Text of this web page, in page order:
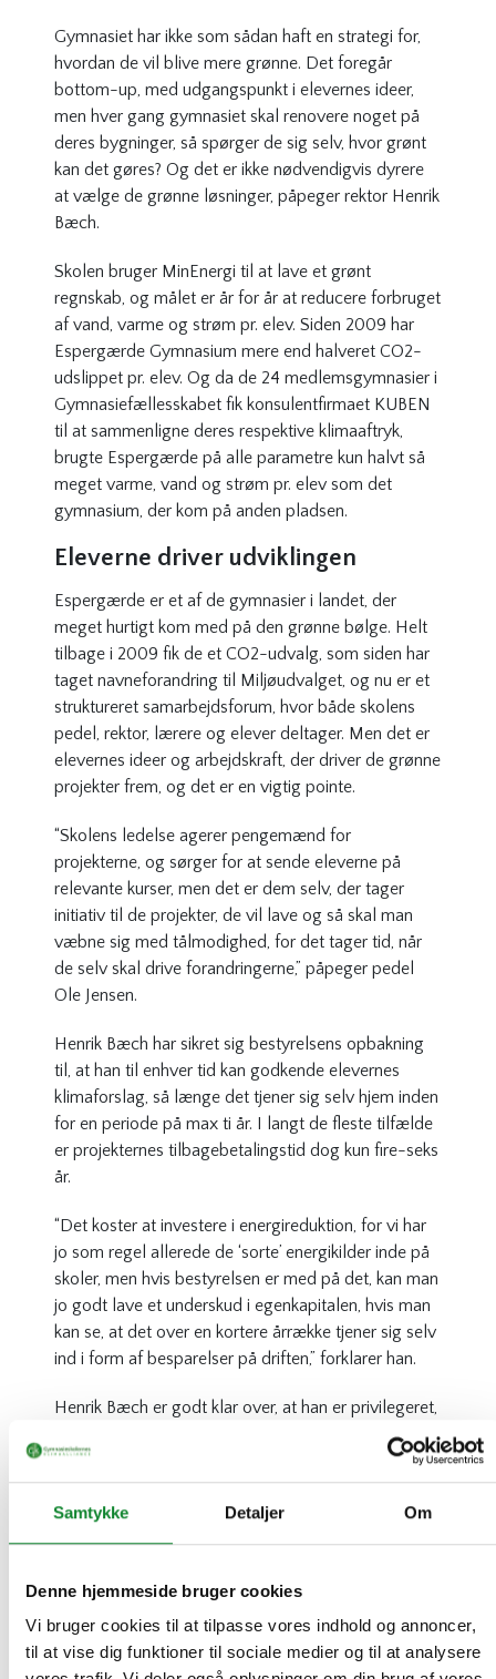
Samtykke Detaljer Om
Denne hjemmeside bruger cookies
Vi bruger cookies til at tilpasse vores indhold og annoncer,
til at vise dig funktioner til sociale medier og til at analysere
Gymnasiet har ikke som sådan haft en strategi for,
hvordan de vil blive mere grønne. Det foregår
bottom-up, med udgangspunkt i elevernes ideer,
men hver gang gymnasiet skal renovere noget på
deres bygninger, så spørger de sig selv, hvor grønt
kan det gøres? Og det er ikke nødvendigvis dyrere
at vælge de grønne løsninger, påpeger rektor Henrik
Bæch.
Skolen bruger MinEnergi til at lave et grønt
regnskab, og målet er år for år at reducere forbruget
af vand, varme og strøm pr. elev. Siden 2009 har
Espergærde Gymnasium mere end halveret CO2-
udslippet pr. elev. Og da de 24 medlemsgymnasier i
Gymnasiefællesskabet fik konsulentfirmaet KUBEN
til at sammenligne deres respektive klimaaftryk,
brugte Espergærde på alle parametre kun halvt så
meget varme, vand og strøm pr. elev som det
gymnasium, der kom på anden pladsen.
Eleverne driver udviklingen
Espergærde er et af de gymnasier i landet, der
meget hurtigt kom med på den grønne bølge. Helt
tilbage i 2009 fik de et CO2-udvalg, som siden har
taget navneforandring til Miljøudvalget, og nu er et
struktureret samarbejdsforum, hvor både skolens
pedel, rektor, lærere og elever deltager. Men det er
elevernes ideer og arbejdskraft, der driver de grønne
projekter frem, og det er en vigtig pointe.
“Skolens ledelse agerer pengemænd for
projekterne, og sørger for at sende eleverne på
relevante kurser, men det er dem selv, der tager
initiativ til de projekter, de vil lave og så skal man
væbne sig med tålmodighed, for det tager tid, når
de selv skal drive forandringerne,” påpeger pedel
Ole Jensen.
Henrik Bæch har sikret sig bestyrelsens opbakning
til, at han til enhver tid kan godkende elevernes
klimaforslag, så længe det tjener sig selv hjem inden
for en periode på max ti år. I langt de fleste tilfælde
er projekternes tilbagebetalingstid dog kun fire-seks
år.
“Det koster at investere i energireduktion, for vi har
jo som regel allerede de ‘sorte’ energikilder inde på
skoler, men hvis bestyrelsen er med på det, kan man
jo godt lave et underskud i egenkapitalen, hvis man
kan se, at det over en kortere årrække tjener sig selv
ind i form af besparelser på driften,” forklarer han.
Henrik Bæch er godt klar over, at han er privilegeret,
fordi han står i spidsen for et gymnasium, der ejer
sine egne bygninger og har en sund økonomi, og
derfor har lidt nemmere ved at finde penge til
projekterne.
om at være modig. Jeg rystede da også på hånden
de første par gange, hvor jeg trykkede på knappen
til projekter til en halv eller en hel million kroner, som
jeg vidste ville tynge skolens budgetter i flere år